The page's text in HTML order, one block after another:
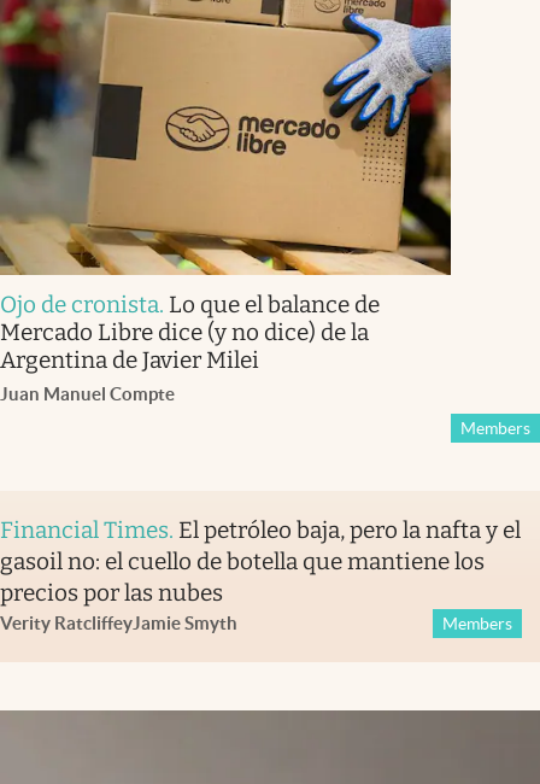
Ojo de cronista. Lo que el balance de
Mercado Libre dice (y no dice) de la
Argentina de Javier Milei
Juan Manuel Compte
Members
Financial Times. El petróleo baja, pero la nafta y el
gasoil no: el cuello de botella que mantiene los
precios por las nubes
Verity RatcliffeyJamie Smyth Members